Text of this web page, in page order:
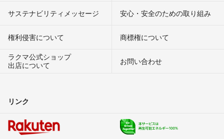
サステナビリティメッセージ 安心・安全のための取り組み
権利侵害について
商標権について
ラクマ公式ショップ
出店について
お問い合わせ
リンク